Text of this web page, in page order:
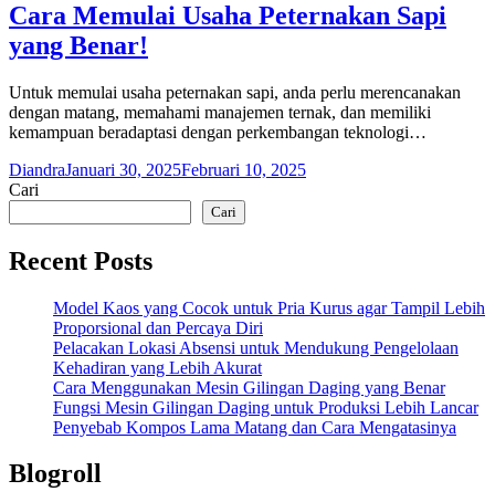
Cara Memulai Usaha Peternakan Sapi
yang Benar!
Untuk memulai usaha peternakan sapi, anda perlu merencanakan
dengan matang, memahami manajemen ternak, dan memiliki
kemampuan beradaptasi dengan perkembangan teknologi…
DiandraJanuari 30, 2025Februari 10, 2025
Cari
Cari
Recent Posts
Model Kaos yang Cocok untuk Pria Kurus agar Tampil Lebih
Proporsional dan Percaya Diri
Pelacakan Lokasi Absensi untuk Mendukung Pengelolaan
Kehadiran yang Lebih Akurat
Cara Menggunakan Mesin Gilingan Daging yang Benar
Fungsi Mesin Gilingan Daging untuk Produksi Lebih Lancar
Penyebab Kompos Lama Matang dan Cara Mengatasinya
Blogroll